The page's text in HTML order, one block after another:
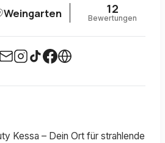
Weingarten 12
Bewertungen
Kessa – Dein Ort für strahlende